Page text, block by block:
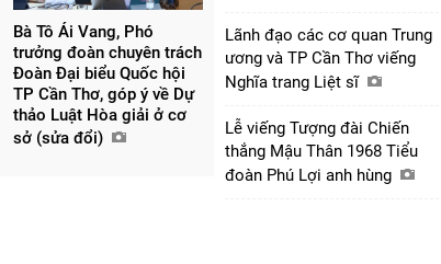
Bà Tô Ái Vang, Phó
trưởng đoàn chuyên trách
Đoàn Đại biểu Quốc hội
TP Cần Thơ, góp ý về Dự
thảo Luật Hòa giải ở cơ
sở (sửa đổi)
Lãnh đạo các cơ quan Trung
ương và TP Cần Thơ viếng
Nghĩa trang Liệt sĩ
Lễ viếng Tượng đài Chiến
thắng Mậu Thân 1968 Tiểu
đoàn Phú Lợi anh hùng